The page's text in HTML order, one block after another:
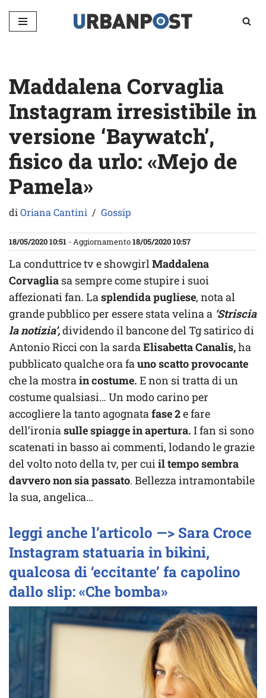
Vai
Maddalena Corvaglia
Instagram irresistibile in
versione ‘Baywatch’,
fisico da urlo: «Mejo de
Pamela»
diOriana Cantini Gossip
18/05/2020 10:51 - Aggiornamento18/05/2020 10:57
La conduttrice tv e showgirlMaddalena
Corvaglia sa sempre come stupire i suoi
affezionati fan. Lasplendida pugliese, nota al
grande pubblico per essere stata velina a ‘Striscia
la notizia’,dividendo il bancone del Tg satirico di
Antonio Ricci con la sardaElisabetta Canalis,ha
pubblicato qualche ora fauno scatto provocante
che la mostrain costume. E non si tratta di un
costume qualsiasi… Un modo carino per
accogliere la tanto agognatafase 2e fare
dell’ironiasulle spiagge in apertura. I fan si sono
scatenati in basso ai commenti, lodando le grazie
del volto noto della tv, per cuiil tempo sembra
davvero non sia passato. Bellezza intramontabile
la sua, angelica…
leggi anche l’articolo —> Sara Croce
Instagram statuaria in bikini,
qualcosa di ‘eccitante’ fa capolino
dallo slip: «Che bomba»